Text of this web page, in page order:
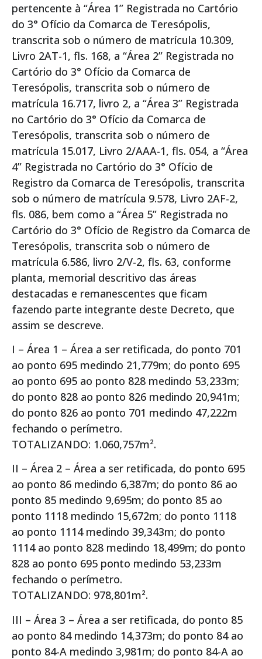
pertencente à “Área 1” Registrada no Cartório
do 3° Ofício da Comarca de Teresópolis,
transcrita sob o número de matrícula 10.309,
Livro 2AT-1, fls. 168, a “Área 2” Registrada no
Cartório do 3° Ofício da Comarca de
Teresópolis, transcrita sob o número de
matrícula 16.717, livro 2, a “Área 3” Registrada
no Cartório do 3° Ofício da Comarca de
Teresópolis, transcrita sob o número de
matrícula 15.017, Livro 2/AAA-1, fls. 054, a “Área
4” Registrada no Cartório do 3° Ofício de
Registro da Comarca de Teresópolis, transcrita
sob o número de matrícula 9.578, Livro 2AF-2,
fls. 086, bem como a “Área 5” Registrada no
Cartório do 3° Ofício de Registro da Comarca de
Teresópolis, transcrita sob o número de
matrícula 6.586, livro 2/V-2, fls. 63, conforme
planta, memorial descritivo das áreas
destacadas e remanescentes que ficam
fazendo parte integrante deste Decreto, que
assim se descreve.
I – Área 1 – Área a ser retificada, do ponto 701
ao ponto 695 medindo 21,779m; do ponto 695
ao ponto 695 ao ponto 828 medindo 53,233m;
do ponto 828 ao ponto 826 medindo 20,941m;
do ponto 826 ao ponto 701 medindo 47,222m
fechando o perímetro.
TOTALIZANDO: 1.060,757m².
II – Área 2 – Área a ser retificada, do ponto 695
ao ponto 86 medindo 6,387m; do ponto 86 ao
ponto 85 medindo 9,695m; do ponto 85 ao
ponto 1118 medindo 15,672m; do ponto 1118
ao ponto 1114 medindo 39,343m; do ponto
1114 ao ponto 828 medindo 18,499m; do ponto
828 ao ponto 695 ponto medindo 53,233m
fechando o perímetro.
TOTALIZANDO: 978,801m².
III – Área 3 – Área a ser retificada, do ponto 85
ao ponto 84 medindo 14,373m; do ponto 84 ao
ponto 84-A medindo 3,981m; do ponto 84-A ao